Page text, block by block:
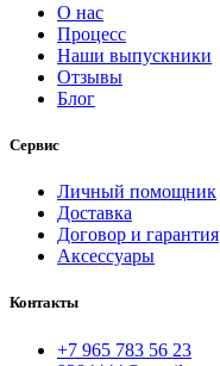
О нас
Процесс
Наши выпускники
Отзывы
Блог
Сервис
Личный помощник
Доставка
Договор и гарантия
Аксессуары
Контакты
+7 965 783 56 23